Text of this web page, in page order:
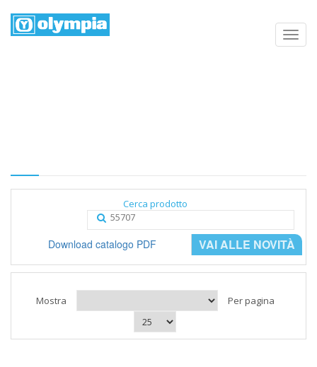
Cerca prodotto
VAI ALLE NOVITÀ
Download catalogo PDF
Mostra Per pagina